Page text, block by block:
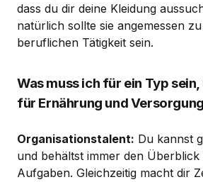
dass du dir deine Kleidung
natürlich sollte sie angemessen
beruflichen Tätigkeit sein.
Was muss ich für ein Typ
für Ernährung und
Organisationstalent: Du kannst
und behältst immer den Überblick
Aufgaben. Gleichzeitig macht dir